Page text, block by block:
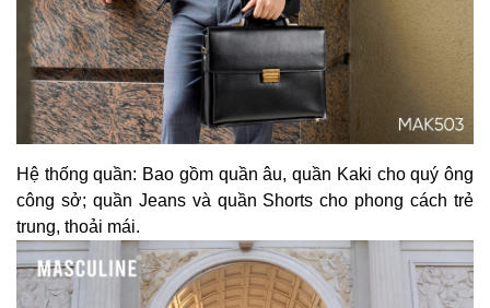
Hệ thống quần: Bao gồm quần âu, quần Kaki cho quý ông
công sở; quần Jeans và quần Shorts cho phong cách trẻ
trung, thoải mái.